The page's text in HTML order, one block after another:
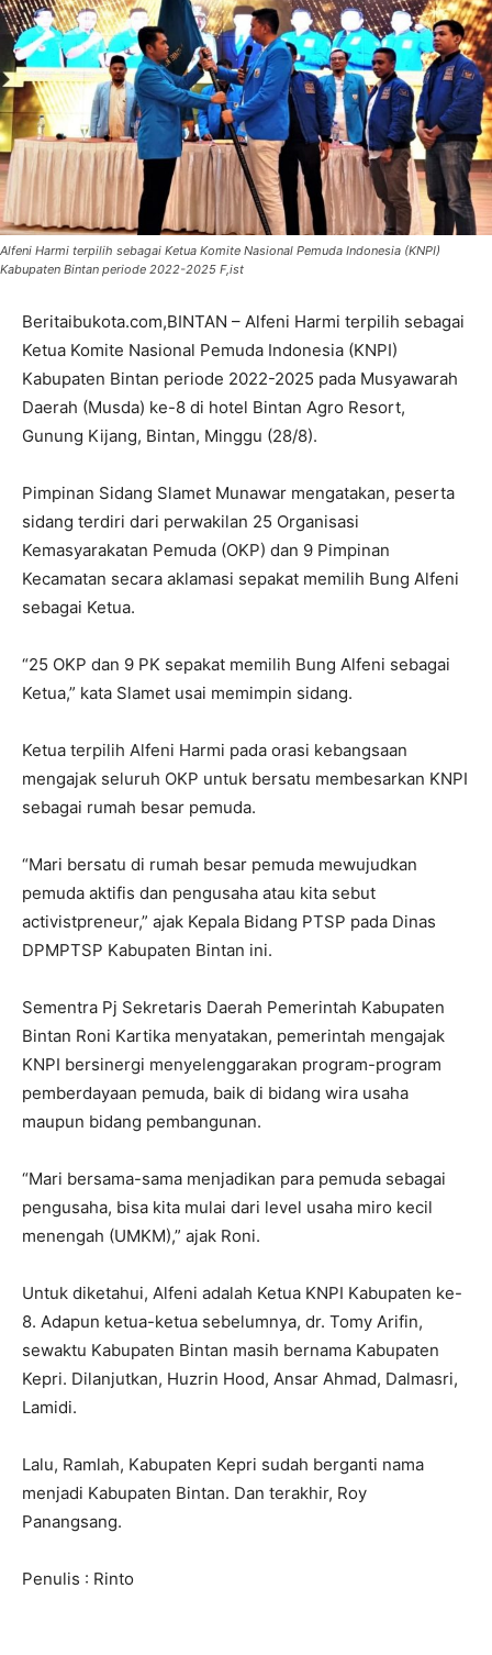
Alfeni Harmi terpilih sebagai Ketua Komite Nasional Pemuda Indonesia (KNPI)
Kabupaten Bintan periode 2022-2025 F,ist
Beritaibukota.com,BINTAN – Alfeni Harmi terpilih sebagai
Ketua Komite Nasional Pemuda Indonesia (KNPI)
Kabupaten Bintan periode 2022-2025 pada Musyawarah
Daerah (Musda) ke-8 di hotel Bintan Agro Resort,
Gunung Kijang, Bintan, Minggu (28/8).
Pimpinan Sidang Slamet Munawar mengatakan, peserta
sidang terdiri dari perwakilan 25 Organisasi
Kemasyarakatan Pemuda (OKP) dan 9 Pimpinan
Kecamatan secara aklamasi sepakat memilih Bung Alfeni
sebagai Ketua.
“25 OKP dan 9 PK sepakat memilih Bung Alfeni sebagai
Ketua,” kata Slamet usai memimpin sidang.
Ketua terpilih Alfeni Harmi pada orasi kebangsaan
mengajak seluruh OKP untuk bersatu membesarkan KNPI
sebagai rumah besar pemuda.
“Mari bersatu di rumah besar pemuda mewujudkan
pemuda aktifis dan pengusaha atau kita sebut
activistpreneur,” ajak Kepala Bidang PTSP pada Dinas
DPMPTSP Kabupaten Bintan ini.
Sementra Pj Sekretaris Daerah Pemerintah Kabupaten
Bintan Roni Kartika menyatakan, pemerintah mengajak
KNPI bersinergi menyelenggarakan program-program
pemberdayaan pemuda, baik di bidang wira usaha
maupun bidang pembangunan.
“Mari bersama-sama menjadikan para pemuda sebagai
pengusaha, bisa kita mulai dari level usaha miro kecil
menengah (UMKM),” ajak Roni.
Untuk diketahui, Alfeni adalah Ketua KNPI Kabupaten ke-
8. Adapun ketua-ketua sebelumnya, dr. Tomy Arifin,
sewaktu Kabupaten Bintan masih bernama Kabupaten
Kepri. Dilanjutkan, Huzrin Hood, Ansar Ahmad, Dalmasri,
Lamidi.
Lalu, Ramlah, Kabupaten Kepri sudah berganti nama
menjadi Kabupaten Bintan. Dan terakhir, Roy
Panangsang.
Penulis : Rinto